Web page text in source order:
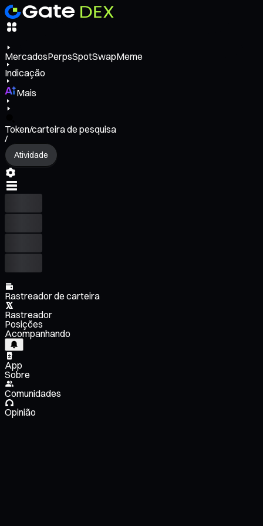
MercadosPerpsSpotSwapMeme
Indicação
Mais
Token/carteira de pesquisa
/
Atividade
Rastreador de carteira
Rastreador
Posições
Acompanhando
App
Sobre
Comunidades
Opinião